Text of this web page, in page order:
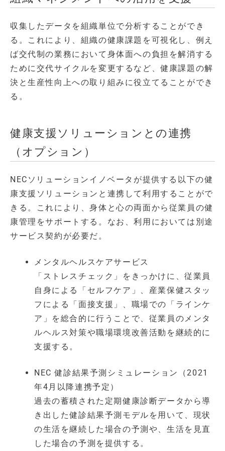
収集したデータを組織単位で分析することができ
る。これにより、組織の健康課題を可視化し、例え
ば交代制の業務において身体面への負担を解消する
ために交代サイクルを変更するなど、健康課題の解
決と生産性向上への取り組みに役立てることができ
る。
健康支援ソリューションとの連携
（オプション）
NECソリューションイノベータが提供する以下の健
康支援ソリューションと連携して利用することがで
きる。これにより、身体と心の両面から従業員の健
康管理をサポートする。なお、利用においては別途
サービス契約が必要だ。
メンタルヘルスケアサービス
「ストレスチェック」をきっかけに、従業員
自身による「セルフケア」、産業保健スタッ
フによる「面接支援」、職場での「ラインケ
ア」を総合的に行うことで、従業員のメンタ
ルヘルス対策や職場環境改善活動を継続的に
支援する。
NEC 健診結果予測シミュレーション（2021
年4月以降連携予定）
過去の蓄積された定期健康診断データから導
き出した健診結果予測モデルを用いて、現状
の生活を継続した場合の予測や、生活を見直
した場合の予測を提供する。